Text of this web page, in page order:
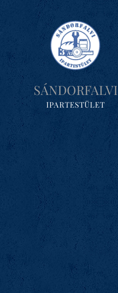
SÁNDORFALVI
IPARTESTÜLET